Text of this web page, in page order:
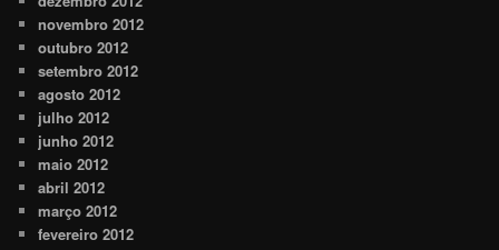
novembro 2012
outubro 2012
setembro 2012
agosto 2012
julho 2012
junho 2012
maio 2012
abril 2012
março 2012
fevereiro 2012